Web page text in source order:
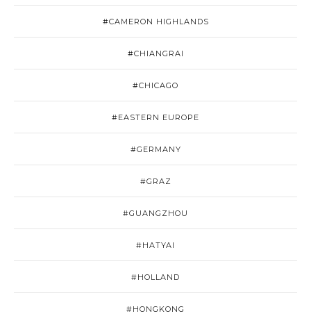
#CAMERON HIGHLANDS
#CHIANGRAI
#CHICAGO
#EASTERN EUROPE
#GERMANY
#GRAZ
#GUANGZHOU
#HATYAI
#HOLLAND
#HONGKONG